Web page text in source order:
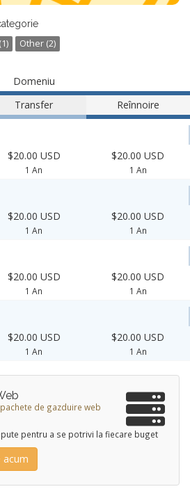
Other (2)
Domeniu
Transfer Reînnoire
$20.00 USD
1 An
$20.00 USD
1 An
$20.00 USD
1 An
$20.00 USD
1 An
$20.00 USD
1 An
$20.00 USD
1 An
$20.00 USD
1 An
$20.00 USD
1 An
de gazduire web
pentru a se potrivi la fiecare buget
acum